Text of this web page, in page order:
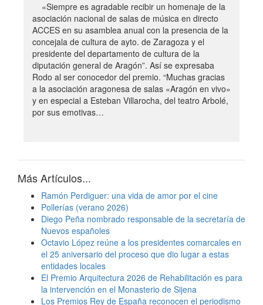
«Siempre es agradable recibir un homenaje de la
asociación nacional de salas de música en directo
ACCES en su asamblea anual con la presencia de la
concejala de cultura de ayto. de Zaragoza y el
presidente del departamento de cultura de la
diputación general de Aragón”. Así se expresaba
Rodo al ser conocedor del premio. “Muchas gracias
a la asociación aragonesa de salas «Aragón en vivo»
y en especial a Esteban Villarocha, del teatro Arbolé,
por sus emotivas…
Más Artículos...
Ramón Perdiguer: una vida de amor por el cine
Pollerías (verano 2026)
Diego Peña nombrado responsable de la secretaría de
Nuevos españoles
Octavio López reúne a los presidentes comarcales en
el 25 aniversario del proceso que dio lugar a estas
entidades locales
El Premio Arquitectura 2026 de Rehabilitación es para
la intervención en el Monasterio de Sijena
Los Premios Rey de España reconocen el periodismo